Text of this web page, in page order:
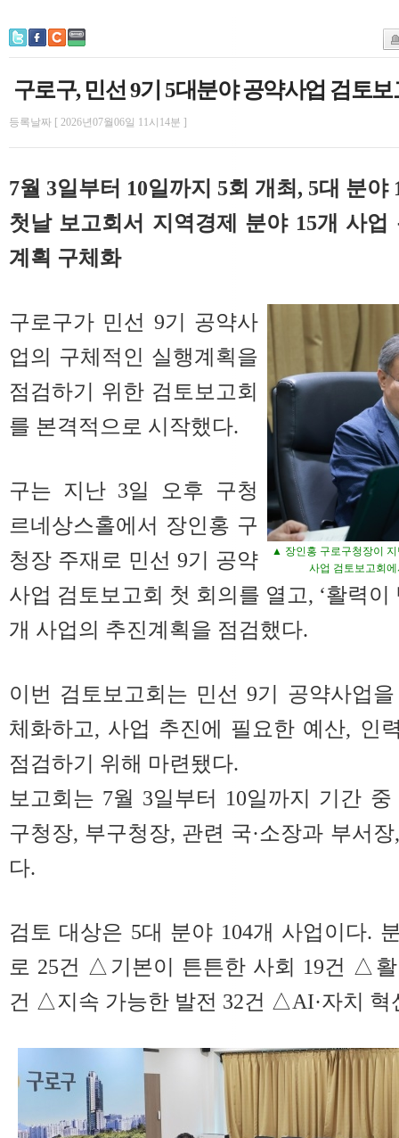
구로구, 민선 9기 5대분야 공약사업 검토
등록날짜 [ 2026년07월06일 11시14분 ]
7월 3일부터 10일까지 5회 개최, 5대 분야
첫날 보고회서 지역경제 분야 15개 사
계획 구체화
▲ 장인홍 구로구청장이
사업 검토보고회
구로구가 민선 9기 공약사
업의 구체적인 실행계획을
점검하기 위한 검토보고회
를 본격적으로 시작했다.
구는 지난 3일 오후 구청
르네상스홀에서 장인홍 구
청장 주재로 민선 9기 공약
사업 검토보고회 첫 회의를 열고, ‘활력이
개 사업의 추진계획을 점검했다.
이번 검토보고회는 민선 9기 공약사업
체화하고, 사업 추진에 필요한 예산, 인
점검하기 위해 마련됐다.
보고회는 7월 3일부터 10일까지 기간
구청장, 부구청장, 관련 국·소장과 부서
다.
검토 대상은 5대 분야 104개 사업이다.
로 25건 △기본이 튼튼한 사회 19건 △
건 △지속 가능한 발전 32건 △AI·자치 혁